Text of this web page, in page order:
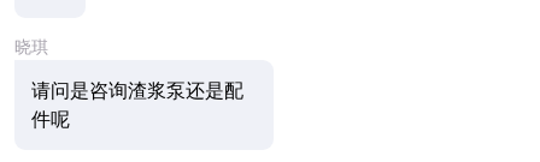
晓琪
请问是咨询渣浆泵还是配
件呢